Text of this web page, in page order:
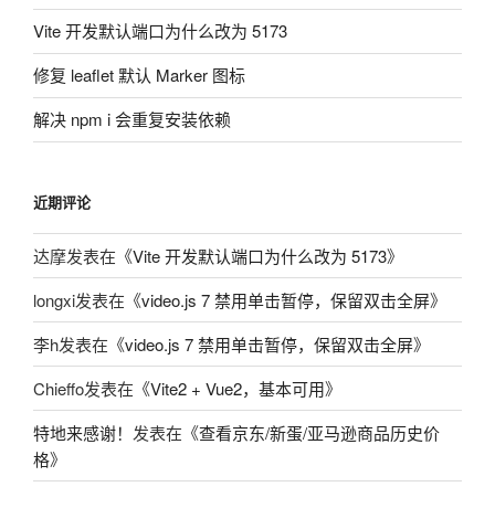
Vite 开发默认端口为什么改为 5173
修复 leaflet 默认 Marker 图标
解决 npm i 会重复安装依赖
近期评论
达摩发表在《Vite 开发默认端口为什么改为 5173》
longxi发表在《video.js 7 禁用单击暂停，保留双击全屏》
李h发表在《video.js 7 禁用单击暂停，保留双击全屏》
Chieffo发表在《Vite2 + Vue2，基本可用》
特地来感谢！ 发表在《查看京东/新蛋/亚马逊商品历史价
格》